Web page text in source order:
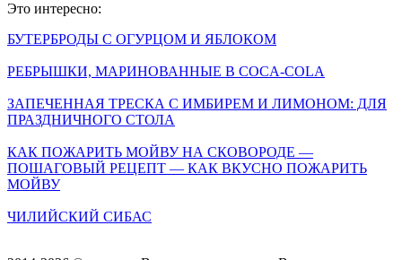
Это интересно:
БУТЕРБРОДЫ С ОГУРЦОМ И ЯБЛОКОМ
РЕБРЫШКИ, МАРИНОВАННЫЕ В COCA-COLA
ЗАПЕЧЕННАЯ ТРЕСКА С ИМБИРЕМ И ЛИМОНОМ: ДЛЯ
ПРАЗДНИЧНОГО СТОЛА
КАК ПОЖАРИТЬ МОЙВУ НА СКОВОРОДЕ —
ПОШАГОВЫЙ РЕЦЕПТ — КАК ВКУСНО ПОЖАРИТЬ
МОЙВУ
ЧИЛИЙСКИЙ СИБАС